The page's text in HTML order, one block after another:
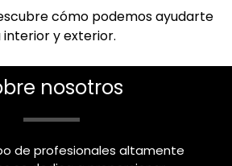
cómo podemos ayudarte
y exterior.
nosotros
de profesionales altamente